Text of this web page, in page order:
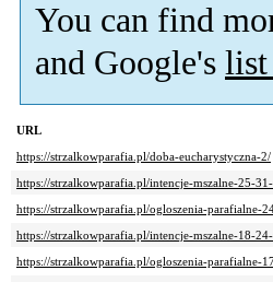
You can find
and Google's list
URL
https://strzalkowparafia.pl/doba-eucharystyczna-2/
https://strzalkowparafia.pl/intencje-mszalne-25-
https://strzalkowparafia.pl/ogloszenia-parafialne-
https://strzalkowparafia.pl/intencje-mszalne-18-
https://strzalkowparafia.pl/ogloszenia-parafialne-